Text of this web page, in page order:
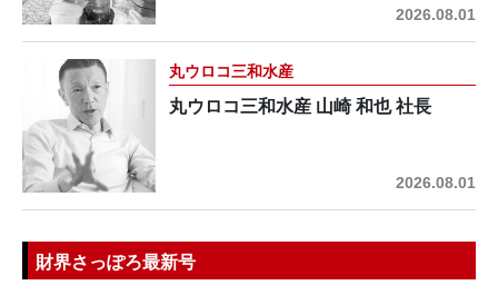
2026.08.01
丸ウロコ三和水産
丸ウロコ三和水産 山崎 和也 社長
2026.08.01
財界さっぽろ最新号